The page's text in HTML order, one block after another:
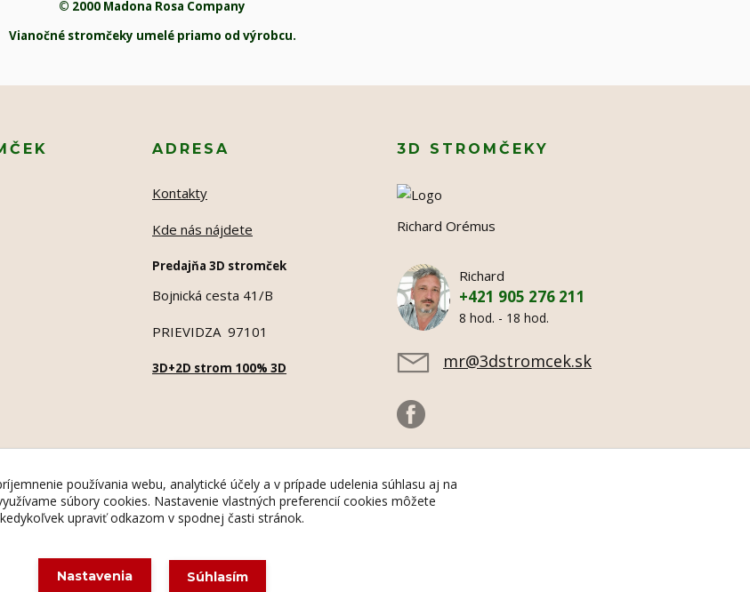
© 2000 Madona Rosa Company
Vianočné stromčeky umelé priamo od výrobcu.
ADRESA
Kontakty
Kde nás nájdete
Predajňa 3D stromček
Bojnická cesta 41/B
PRIEVIDZA 97101
3D+2D strom 100% 3D
3D STROMČEKY
Richard Orémus
Richard
+421 905 276 211
8 hod. - 18 hod.
mr@3dstromcek.sk
Ochranná známka Madona Rosa © 1995
používania webu, analytické účely a v prípade udelenia súhlasu aj na
súbory cookies. Nastavenie vlastných preferencií cookies môžete
kedykoľvek upraviť odkazom v spodnej časti stránok.
Nastavenia Súhlasím